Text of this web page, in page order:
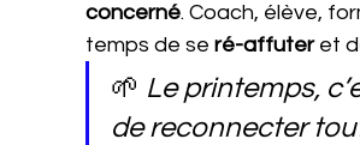
concerné. Coach, élève,
temps de se ré-affuter et
🌱 Le printemps,
de reconnecter